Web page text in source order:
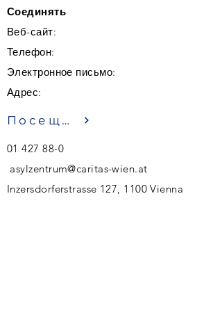
Соединять
Веб-сайт:
Телефон:
Электронное письмо:
Адрес:
Посещение
01 427 88-0
asylzentrum@caritas-wien.at
Inzersdorferstrasse 127, 1100 Vienna